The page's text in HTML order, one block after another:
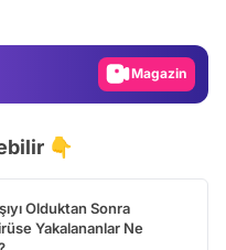
Magazin
Video
👇
Olduktan Sonra
Yakalananlar Ne